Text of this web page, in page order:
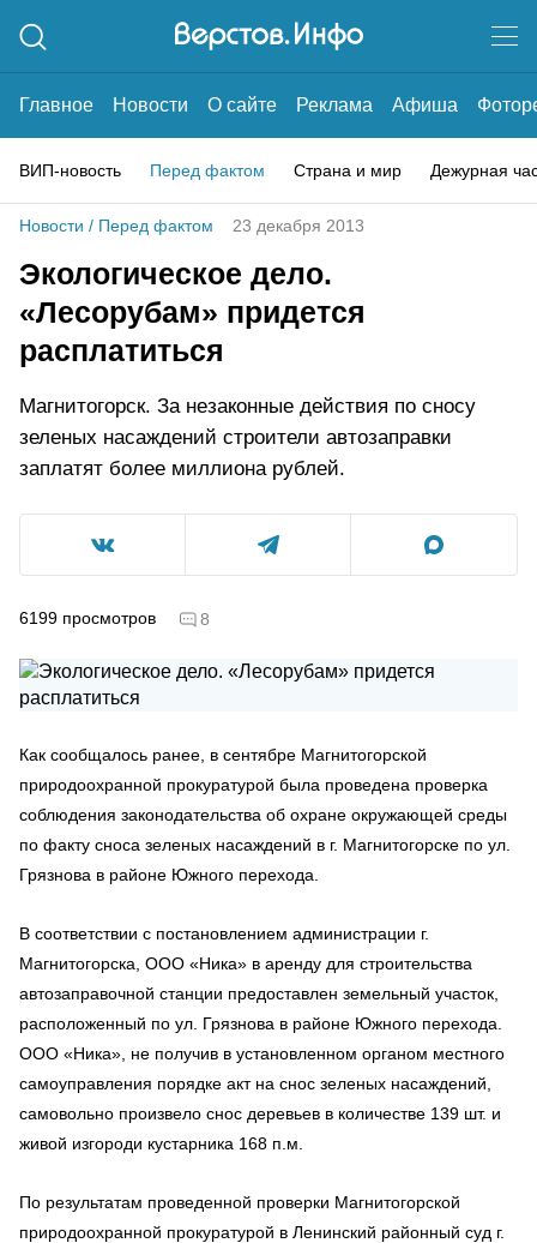
Главное Новости О сайте Реклама Афиша
ВИП-новость Перед фактом Страна и мир Дежурная
Новости / Перед фактом 23 декабря 2013
Экологическое дело.
«Лесорубам» придется
расплатиться
Магнитогорск. За незаконные действия по сносу
зеленых насаждений строители автозаправки
заплатят более миллиона рублей.
6199 просмотров 8
Как сообщалось ранее, в сентябре Магнитогорской
природоохранной прокуратурой была проведена проверка
соблюдения законодательства об охране окружающей среды
по факту сноса зеленых насаждений в г. Магнитогорске по ул.
Грязнова в районе Южного перехода.
В соответствии с постановлением администрации г.
Магнитогорска, ООО «Ника» в аренду для строительства
автозаправочной станции предоставлен земельный участок,
расположенный по ул. Грязнова в районе Южного перехода.
ООО «Ника», не получив в установленном органом местного
самоуправления порядке акт на снос зеленых насаждений,
самовольно произвело снос деревьев в количестве 139 шт. и
живой изгороди кустарника 168 п.м.
По результатам проведенной проверки Магнитогорской
природоохранной прокуратурой в Ленинский районный суд г.